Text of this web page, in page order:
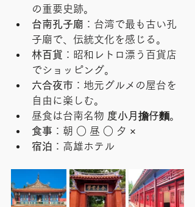
の重要史跡。
台南孔子廟 ：台湾で最も古い孔
子廟で、伝統文化を感じる。
林百貨 ：昭和レトロ漂う百貨店
でショッピング。
六合夜市 ：地元グルメの屋台を
自由に楽しむ。
昼食は台南名物 度小月擔仔麵。
食事 ：朝 ○ 昼 ○ 夕 ×
宿泊 ：高雄ホテル